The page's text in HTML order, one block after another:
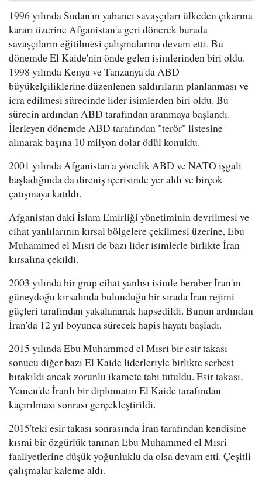
1996 yılında Sudan'ın yabancı savaşçıları ülkeden çıkarma
kararı üzerine Afganistan'a geri dönerek burada
savaşçıların eğitilmesi çalışmalarına devam etti. Bu
dönemde El Kaide'nin önde gelen isimlerinden biri oldu.
1998 yılında Kenya ve Tanzanya'da ABD
büyükelçiliklerine düzenlenen saldırıların planlanması ve
icra edilmesi sürecinde lider isimlerden biri oldu. Bu
sürecin ardından ABD tarafından aranmaya başlandı.
İlerleyen dönemde ABD tarafından "terör" listesine
alınarak başına 10 milyon dolar ödül konuldu.
2001 yılında Afganistan'a yönelik ABD ve NATO işgali
başladığında da direniş içerisinde yer aldı ve birçok
çatışmaya katıldı.
Afganistan'daki İslam Emirliği yönetiminin devrilmesi ve
cihat yanlılarının kırsal bölgelere çekilmesi üzerine, Ebu
Muhammed el Mısri de bazı lider isimlerle birlikte İran
kırsalına çekildi.
2003 yılında bir grup cihat yanlısı isimle beraber İran'ın
güneydoğu kırsalında bulunduğu bir sırada İran rejimi
güçleri tarafından yakalanarak hapsedildi. Bunun ardından
İran'da 12 yıl boyunca sürecek hapis hayatı başladı.
2015 yılında Ebu Muhammed el Mısri bir esir takası
sonucu diğer bazı El Kaide liderleriyle birlikte serbest
bırakıldı ancak zorunlu ikamete tabi tutuldu. Esir takası,
Yemen'de İranlı bir diplomatın El Kaide tarafından
kaçırılması sonrası gerçekleştirildi.
2015'teki esir takası sonrasında İran tarafından kendisine
kısmi bir özgürlük tanınan Ebu Muhammed el Mısri
faaliyetlerine düşük yoğunluklu da olsa devam etti. Çeşitli
çalışmalar kaleme aldı.